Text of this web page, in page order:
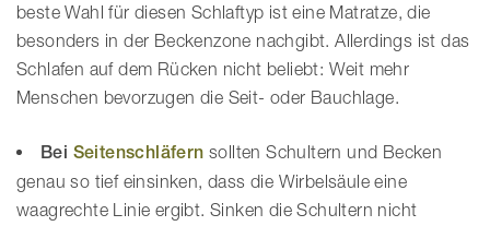
t
e
g
r
e
(
H
beste Wahl für diesen Schlaftyp ist eine Matratze, die
besonders in der Beckenzone nachgibt. Allerdings ist das
Schlafen auf dem Rücken nicht beliebt: Weit mehr
Menschen bevorzugen die Seit- oder Bauchlage.
Bei Seitenschläfern sollten Schultern und Becken
genau so tief einsinken, dass die Wirbelsäule eine
waagrechte Linie ergibt. Sinken die Schultern nicht